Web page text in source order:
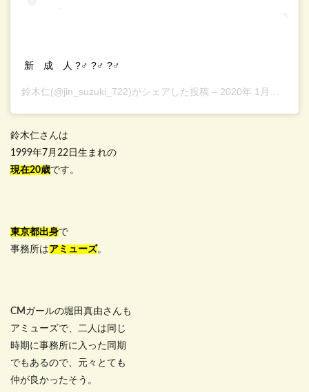
新 成 人 ?‍♂️ ?‍♂️ ?‍♂️
鈴木仁(@jin_suzuki_722)がシェアした投稿 – 2020年 1月月13日午前12時18分PST
鈴木仁さんは
1999年7月22日生まれの
現在20歳です。
東京都出身で
事務所はアミューズ。
CMガールの堀田真由さんも
アミューズで、二人は同じ
時期に事務所に入った同期
でもあるので、元々とても
仲が良かったそう。